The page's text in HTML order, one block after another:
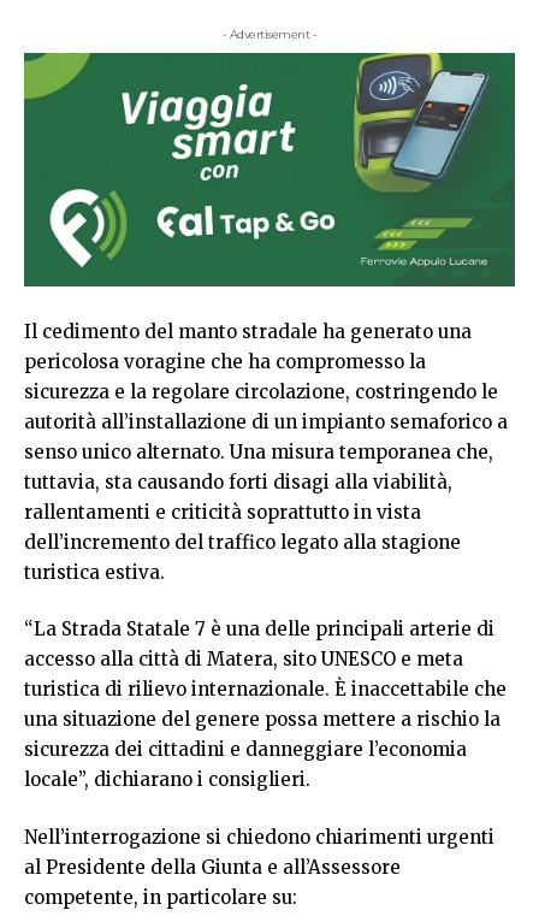
- Advertisement -
Il cedimento del manto stradale ha generato una
pericolosa voragine che ha compromesso la
sicurezza e la regolare circolazione, costringendo le
autorità all’installazione di un impianto semaforico a
senso unico alternato. Una misura temporanea che,
tuttavia, sta causando forti disagi alla viabilità,
rallentamenti e criticità soprattutto in vista
dell’incremento del traffico legato alla stagione
turistica estiva.
“La Strada Statale 7 è una delle principali arterie di
accesso alla città di Matera, sito UNESCO e meta
turistica di rilievo internazionale. È inaccettabile che
una situazione del genere possa mettere a rischio la
sicurezza dei cittadini e danneggiare l’economia
locale”, dichiarano i consiglieri.
Nell’interrogazione si chiedono chiarimenti urgenti
al Presidente della Giunta e all’Assessore
competente, in particolare su: